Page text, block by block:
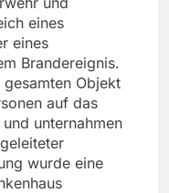
eines
eines
Brandereignis.
Objekt
auf das
unternahmen
wurde eine